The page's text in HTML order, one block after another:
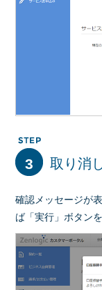
3 取り消
確認メッセージが
ば「実行」ボタン